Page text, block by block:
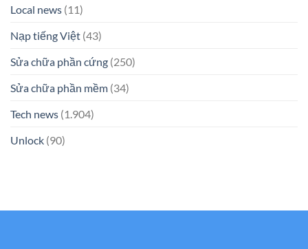
Local news (11)
Nạp tiếng Việt (43)
Sửa chữa phần cứng (250)
Sửa chữa phần mềm (34)
Tech news (1.904)
Unlock (90)